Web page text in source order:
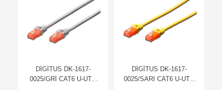
DİGİTUS DK-1617-
0025/GRİ CAT6 U-UTP
DİGİTUS DK-1617-
0025/SARI CAT6 U-UTP